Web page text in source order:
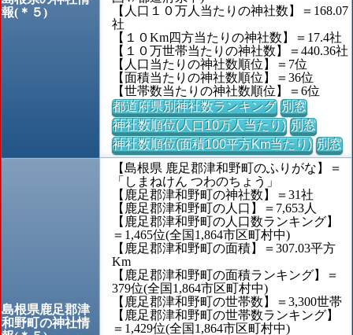
報(＊５)
【人口１０万人当たりの神社数】＝168.07
社
【１０Km四方当たりの神社数】＝17.4社
【１０万世帯当たりの神社数】＝440.36社
【人口当たりの神社数順位】＝7位
【面積当たりの神社数順位】＝36位
【世帯数当たりの神社数順位】＝6位
都道府県別神社数ランキング 別窓
神社数順位(人口10万人当たり) 別窓
神社数順位(面積100平方Km当たり) 別窓
島根県鹿足郡津
和野町の神社情
【島根県 鹿足郡津和野町のふりがな】＝
「しまねけん つわのちょう」
【鹿足郡津和野町の神社数】＝31社
【鹿足郡津和野町の人口】＝7,653人
【鹿足郡津和野町の人口数ランキング】
＝1,465位(全国1,864市区町村中)
【鹿足郡津和野町の面積】＝307.03平方
Km
【鹿足郡津和野町の面積ランキング】＝
379位(全国1,864市区町村中)
【鹿足郡津和野町の世帯数】＝3,300世帯
【鹿足郡津和野町の世帯数ランキング】
＝1,429位(全国1,864市区町村中)